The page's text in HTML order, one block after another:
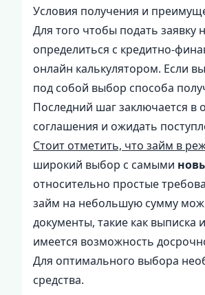
Условия получения и
Для того чтобы подать
определиться с кредитно-
онлайн калькулятором. Если
под собой выбор способа
Последний шаг заключается в
соглашения и ожидать
Стоит отметить, что займ в
широкий выбор с самыми
относительно простые
займ на небольшую сумму
документы, такие как
имеется возможность
Для оптимального выбора
средства.